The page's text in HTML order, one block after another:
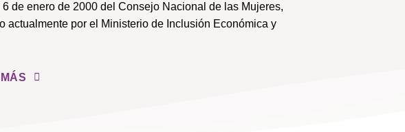
6 de enero de 2000 del Consejo Nacional de las Mujeres,
actualmente por el Ministerio de Inclusión Económica y